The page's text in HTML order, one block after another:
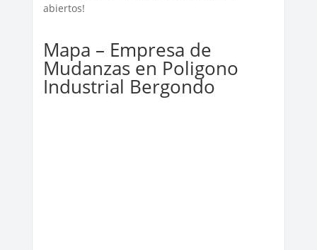
abiertos!
Mapa – Empresa de
Mudanzas en Poligono
Industrial Bergondo